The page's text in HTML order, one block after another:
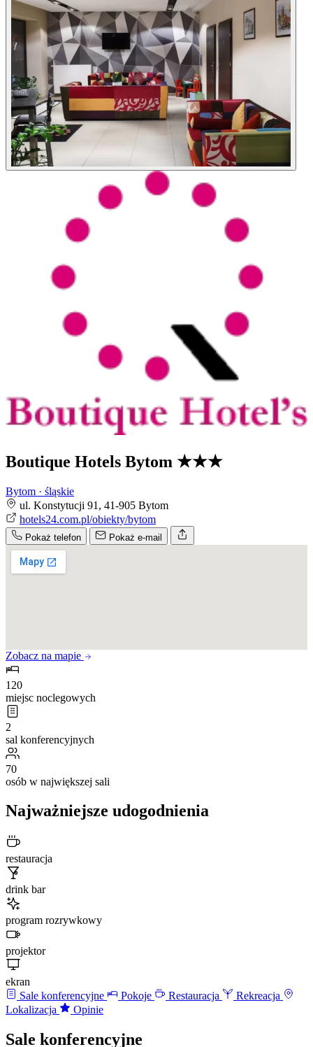
Boutique Hotels Bytom ★★★
Bytom · śląskie
ul. Konstytucji 91, 41-905 Bytom
hotels24.com.pl/obiekty/bytom
Pokaż telefon Pokaż e-mail
Zobacz na mapie
120
miejsc noclegowych
2
sal konferencyjnych
70
osób w największej sali
Najważniejsze udogodnienia
restauracja
drink bar
program rozrywkowy
projektor
ekran
Sale konferencyjne
Pokoje Restauracja
Rekreacja
Lokalizacja
Opinie
Sale konferencyjne